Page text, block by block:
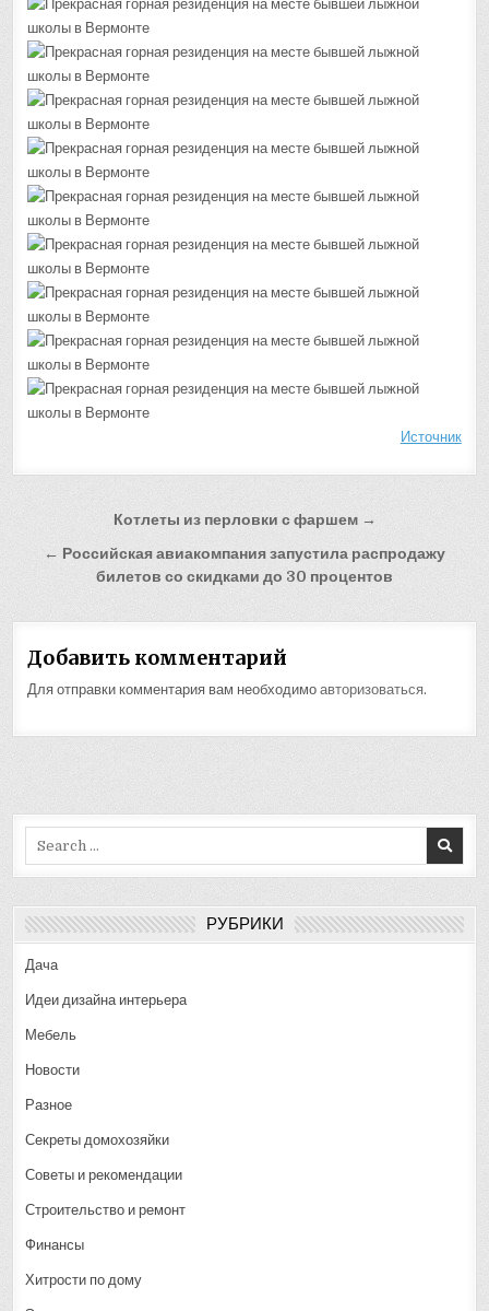
Источник
Навигация
по
записям
Котлеты из перловки с фаршем →
← Российская авиакомпания запустила распродажу
билетов со скидками до 30 процентов
Добавить комментарий
Для отправки комментария вам необходимоавторизоваться.
РУБРИКИ
Дача
Идеи дизайна интерьера
Мебель
Новости
Разное
Секреты домохозяйки
Советы и рекомендации
Строительство и ремонт
Финансы
Хитрости по дому